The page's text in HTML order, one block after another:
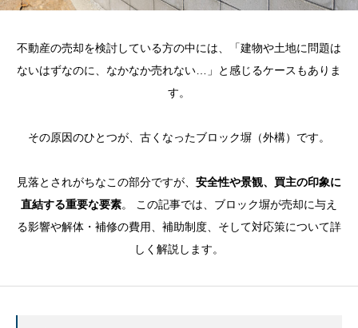
不動産の売却を検討している方の中には、「建物や土地に問題は
ないはずなのに、なかなか売れない…」と感じるケースもありま
す。
その原因のひとつが、古くなったブロック塀（外構）です。
見落とされがちなこの部分ですが、 安全性や景観、買主の印象に
直結する重要な要素。 この記事では、ブロック塀が売却に与え
る影響や解体・補修の費用、補助制度、そして対応策について詳
しく解説します。